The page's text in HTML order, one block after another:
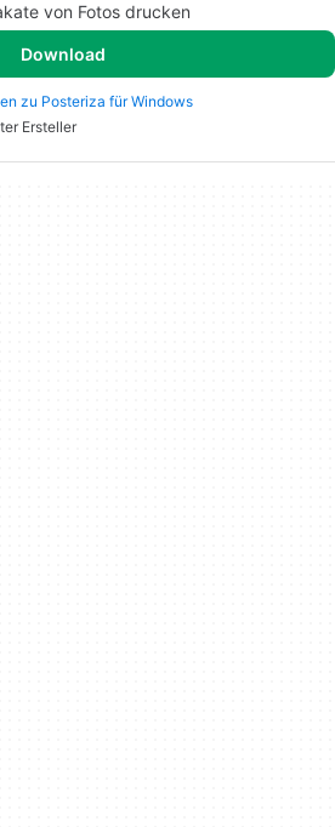
von Fotos drucken
Download
zu Posteriza für Windows
Ersteller